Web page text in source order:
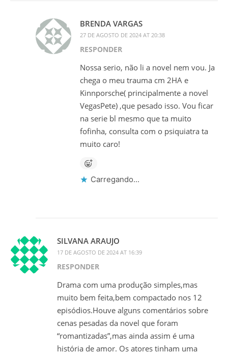
BRENDA VARGAS
27 DE AGOSTO DE 2024 AT 20:38
RESPONDER
Nossa serio, não li a novel nem vou. Ja
chega o meu trauma cm 2HA e
Kinnporsche( principalmente a novel
VegasPete) ,que pesado isso. Vou ficar
na serie bl mesmo que ta muito
fofinha, consulta com o psiquiatra ta
muito caro!
Carregando...
SILVANA ARAUJO
17 DE AGOSTO DE 2024 AT 16:39
RESPONDER
Drama com uma produção simples,mas
muito bem feita,bem compactado nos 12
episódios.Houve alguns comentários sobre
cenas pesadas da novel que foram
“romantizadas”,mas ainda assim é uma
história de amor. Os atores tinham uma